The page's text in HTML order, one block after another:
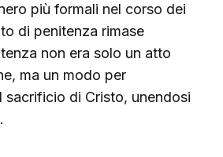
più formali nel corso dei
di penitenza rimase
non era solo un atto
ma un modo per
sacrificio di Cristo, unendosi